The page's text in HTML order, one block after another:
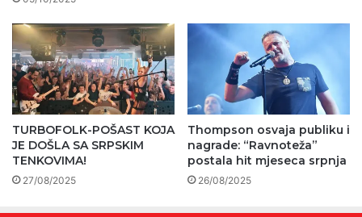
TURBOFOLK-POŠAST KOJA
JE DOŠLA SA SRPSKIM
TENKOVIMA!
27/08/2025
Thompson osvaja publiku i
nagrade: “Ravnoteža”
postala hit mjeseca srpnja
26/08/2025